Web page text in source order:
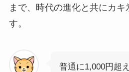
まで、時代の進化と共にカキ
す。
普通に1,000円超